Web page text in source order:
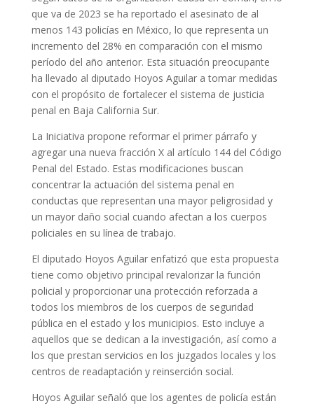
que va de 2023 se ha reportado el asesinato de al
menos 143 policías en México, lo que representa un
incremento del 28% en comparación con el mismo
período del año anterior. Esta situación preocupante
ha llevado al diputado Hoyos Aguilar a tomar medidas
con el propósito de fortalecer el sistema de justicia
penal en Baja California Sur.
La Iniciativa propone reformar el primer párrafo y
agregar una nueva fracción X al artículo 144 del Código
Penal del Estado. Estas modificaciones buscan
concentrar la actuación del sistema penal en
conductas que representan una mayor peligrosidad y
un mayor daño social cuando afectan a los cuerpos
policiales en su línea de trabajo.
El diputado Hoyos Aguilar enfatizó que esta propuesta
tiene como objetivo principal revalorizar la función
policial y proporcionar una protección reforzada a
todos los miembros de los cuerpos de seguridad
pública en el estado y los municipios. Esto incluye a
aquellos que se dedican a la investigación, así como a
los que prestan servicios en los juzgados locales y los
centros de readaptación y reinserción social.
Hoyos Aguilar señaló que los agentes de policía están